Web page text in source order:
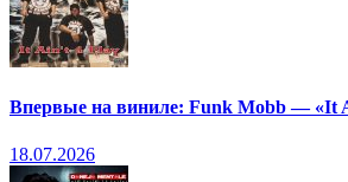
Впервые на виниле: Funk Mobb — «It
18.07.2026